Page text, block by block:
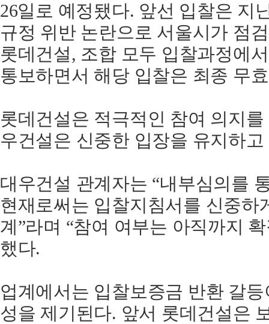
26일로 예정됐다. 앞선 입찰은 지
규정 위반 논란으로 서울시가 점
롯데건설, 조합 모두 입찰과정에
통보하면서 해당 입찰은 최종 무
롯데건설은 적극적인 참여 의지
우건설은 신중한 입장을 유지하고
대우건설 관계자는 “내부심의를
현재로써는 입찰지침서를 신중하
계”라며 “참여 여부는 아직까지
했다.
업계에서는 입찰보증금 반환 갈
성을 제기된다. 앞서 롯데건설은